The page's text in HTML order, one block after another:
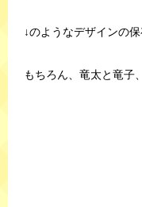
↓のようなデザインの
もちろん、竜太と竜子